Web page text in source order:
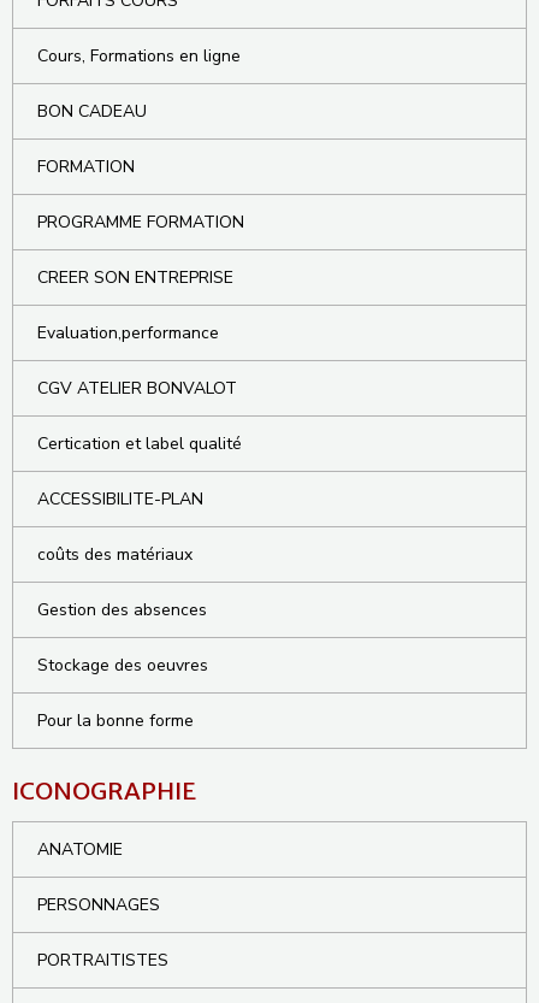
Cours, Formations en ligne
BON CADEAU
FORMATION
PROGRAMME FORMATION
CREER SON ENTREPRISE
Evaluation,performance
CGV ATELIER BONVALOT
Certication et label qualité
ACCESSIBILITE-PLAN
coûts des matériaux
Gestion des absences
Stockage des oeuvres
Pour la bonne forme
ICONOGRAPHIE
ANATOMIE
PERSONNAGES
PORTRAITISTES